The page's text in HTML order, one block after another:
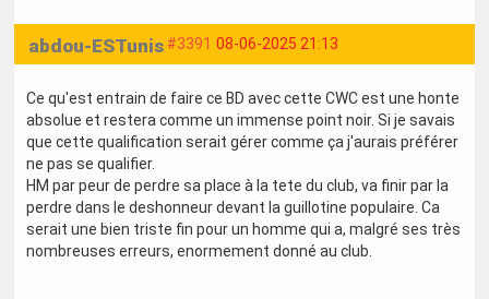
#3391 08-06-2025 21:13
abdou-ESTunis
Ce qu'est entrain de faire ce BD avec cette CWC est une honte
absolue et restera comme un immense point noir. Si je savais
que cette qualification serait gérer comme ça j'aurais préférer
ne pas se qualifier.
HM par peur de perdre sa place à la tete du club, va finir par la
perdre dans le deshonneur devant la guillotine populaire. Ca
serait une bien triste fin pour un homme qui a, malgré ses très
nombreuses erreurs, enormement donné au club.